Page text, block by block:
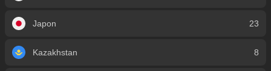
Japon 23
Kazakhstan 8